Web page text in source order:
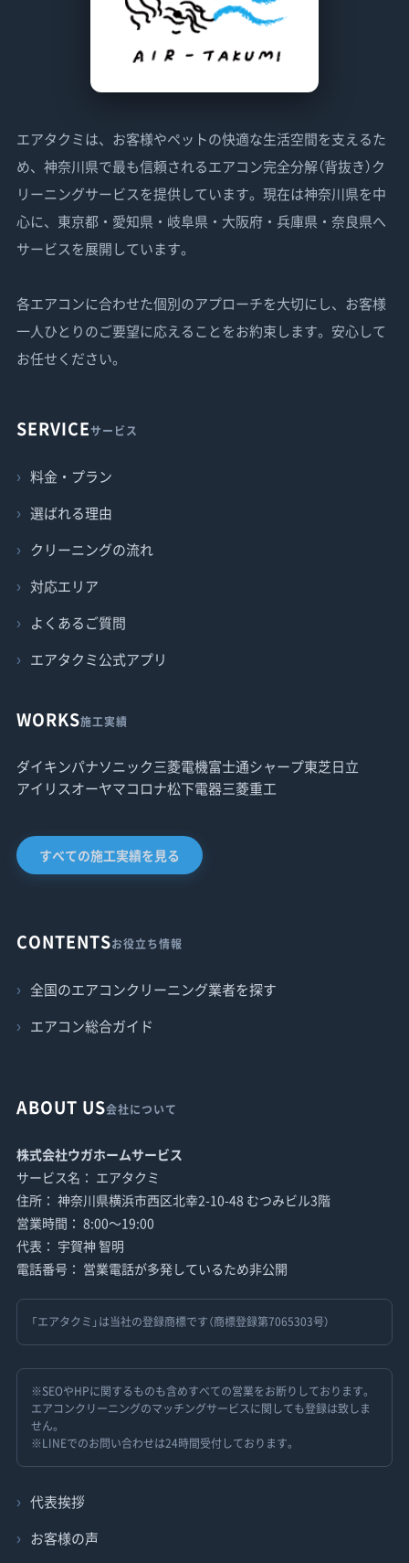
エアタクミは、お客様やペットの快適な生活空間を支えるた
め、神奈川県で最も信頼されるエアコン完全分解（背抜き）ク
リーニングサービスを提供しています。現在は神奈川県を中
心に、東京都・愛知県・岐阜県・大阪府・兵庫県・奈良県へ
サービスを展開しています。
各エアコンに合わせた個別のアプローチを大切にし、お客様
一人ひとりのご要望に応えることをお約束します。安心して
お任せください。
SERVICEサービス
料金・プラン
選ばれる理由
クリーニングの流れ
対応エリア
よくあるご質問
エアタクミ公式アプリ
WORKS施工実績
ダイキンパナソニック三菱電機富士通シャープ東芝日立
アイリスオーヤマコロナ松下電器三菱重工
すべての施工実績を見る
CONTENTSお役立ち情報
全国のエアコンクリーニング業者を探す
エアコン総合ガイド
ABOUT US会社について
株式会社ウガホームサービス
サービス名： エアタクミ
住所： 神奈川県横浜市西区北幸2-10-48 むつみビル3階
営業時間： 8:00〜19:00
代表： 宇賀神 智明
電話番号： 営業電話が多発しているため非公開
「エアタクミ」は当社の登録商標です（商標登録第7065303号）
※SEOやHPに関するものも含めすべての営業をお断りしております。
エアコンクリーニングのマッチングサービスに関しても登録は致しま
せん。
※LINEでのお問い合わせは24時間受付しております。
代表挨拶
お客様の声